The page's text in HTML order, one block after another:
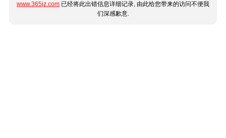
www.365jz.com 已经将此出错信息详细记录, 由此给您带来的访问不便我
们深感歉意.